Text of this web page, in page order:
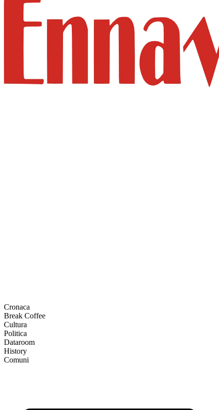
Cronaca
Break Coffee
Cultura
Politica
Dataroom
History
Comuni